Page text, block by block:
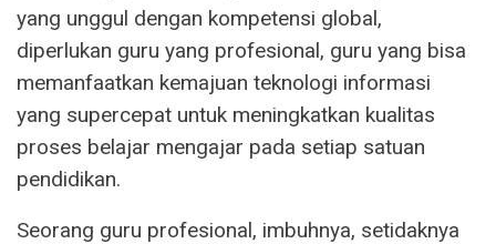
yang unggul dengan kompetensi global,
diperlukan guru yang profesional, guru yang bisa
memanfaatkan kemajuan teknologi informasi
yang supercepat untuk meningkatkan kualitas
proses belajar mengajar pada setiap satuan
pendidikan.
Seorang guru profesional, imbuhnya, setidaknya